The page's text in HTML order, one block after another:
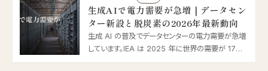
情報で整理します。
生成AIで電力需要が急増｜データセン
ター新設と脱炭素の2026年最新動向
生成 AI の普及でデータセンターの電力需要が急増
しています。IEA は 2025 年に世界の需要が 17%